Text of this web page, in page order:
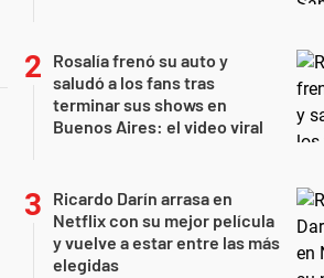
Rosalía frenó su auto y
saludó a los fans tras
terminar sus shows en
Buenos Aires: el video viral
Ricardo Darín arrasa en
Netflix con su mejor película
y vuelve a estar entre las más
elegidas